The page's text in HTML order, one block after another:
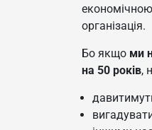
організація.
Бо якщо ми
на 50 років,